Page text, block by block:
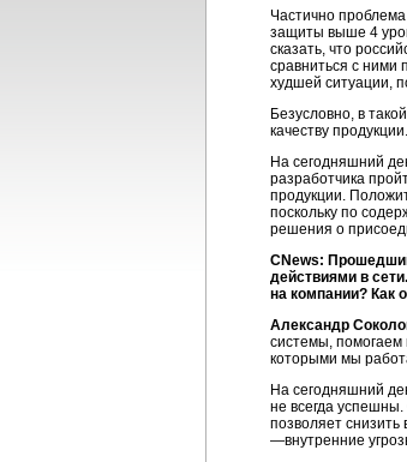
Частично
защиты выше 4
сказать, что
сравниться с ними
худшей ситуации,
Безусловно, в
качеству продукции.
На сегодняшний
разработчика
продукции.
поскольку по
решения о
CNews:
действиями в
на компании? Как
Александр
системы, помогаем
которыми мы
На сегодняшний
не всегда
позволяет снизить
—внутренние